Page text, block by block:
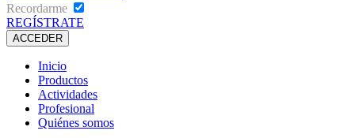
Recordarme
REGÍSTRATE
Inicio
Productos
Actividades
Profesional
Quiénes somos